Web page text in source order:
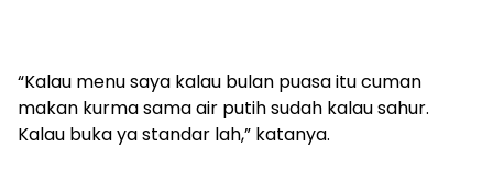
“Kalau menu saya kalau bulan puasa itu cuman
makan kurma sama air putih sudah kalau sahur.
Kalau buka ya standar lah,” katanya.